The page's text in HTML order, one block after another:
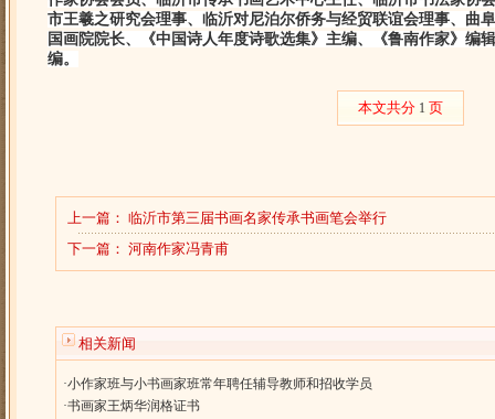
市王羲之研究会理事、临沂对尼泊尔侨务与经贸联谊会理事、曲
国画院院长、
《中国诗人年度诗歌选集》主编、《鲁南作家》编
编。
本文共分 1 页
上一篇： 临沂市第三届书画名家传承书画笔会举行
下一篇： 河南作家冯青甫
相关新闻
·小作家班与小书画家班常年聘任辅导教师和招收学员
·书画家王炳华润格证书